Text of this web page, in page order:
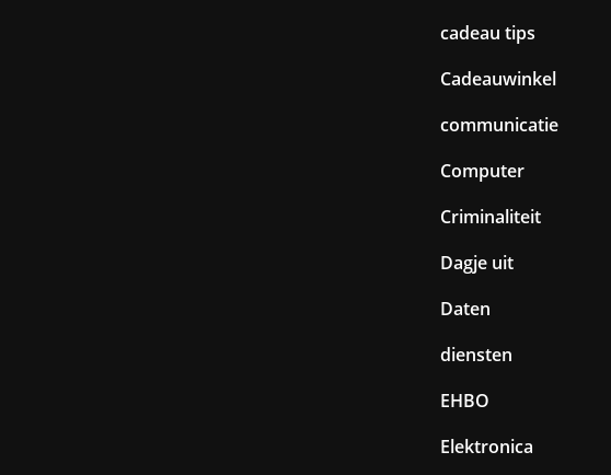
cadeau tips
Cadeauwinkel
communicatie
Computer
Criminaliteit
Dagje uit
Daten
diensten
EHBO
Elektronica